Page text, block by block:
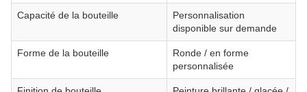
Capacité de la bouteille
Personnalisation
disponible sur demande
Forme de la bouteille
Ronde / en forme
personnalisée